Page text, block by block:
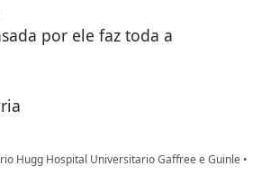
por ele faz toda a
Hugg Hospital Universitario Gaffree e Guinle •